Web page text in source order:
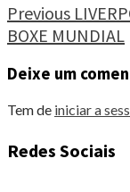
Continue
Reading
Previous
BOXE MUNDIAL
Deixe um
Tem de iniciar a
Redes Sociais